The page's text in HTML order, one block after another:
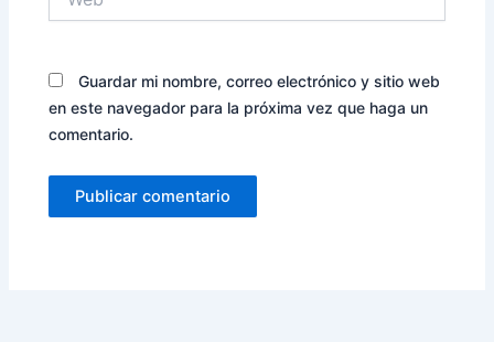
Guardar mi nombre, correo electrónico y sitio web
en este navegador para la próxima vez que haga un
comentario.